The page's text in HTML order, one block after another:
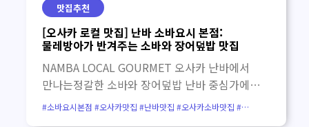
익스프레스7·8 오사카 & 고베 온천 추천 오사카
소라니와 온천 오사카 나니와노유 온천 아리마
온천 다이코노유 입욕 티켓 아리마 온천
다이코노유 + 한큐 패스 교토·나라·고베
버스투어 추천 오사카 교토 1일 버스투어 한국어
가이드 교토 아마노하시다테 & 이네후나야
버스투어 오사카 교토 버스투어 한국인 가이드
맛집추천
[오사카 로컬 맛집] 난바 소바요시 본점:
물레방아가 반겨주는 소바와 장어덮밥 맛집
NAMBA LOCAL GOURMET 오사카 난바에서
만나는정갈한 소바와 장어덮밥 난바 중심가에서
조금 벗어난 조용한 길목에서 만나는 소바요시
#소바요시본점 #오사카맛집 #난바맛집 #오사카소바맛집 #